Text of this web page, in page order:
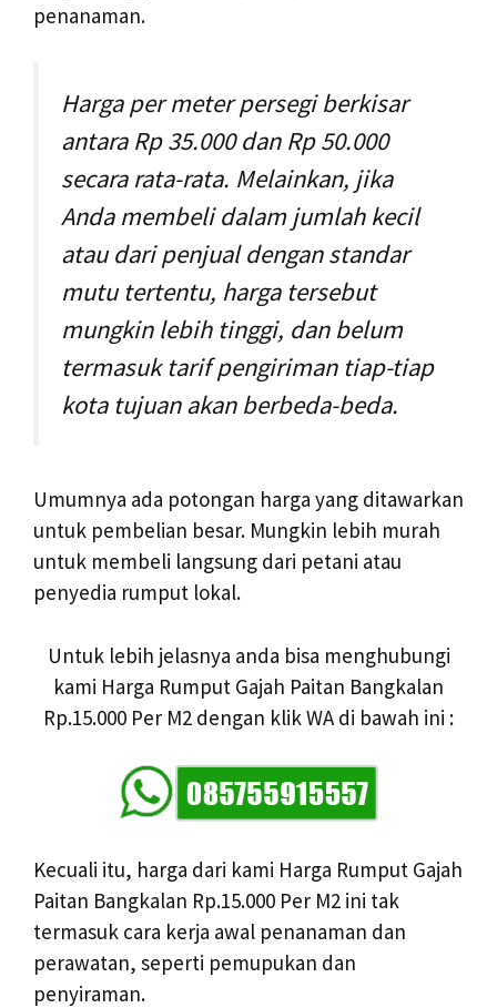
penanaman.
Harga per meter persegi berkisar
antara Rp 35.000 dan Rp 50.000
secara rata-rata. Melainkan, jika
Anda membeli dalam jumlah kecil
atau dari penjual dengan standar
mutu tertentu, harga tersebut
mungkin lebih tinggi, dan belum
termasuk tarif pengiriman tiap-tiap
kota tujuan akan berbeda-beda.
Umumnya ada potongan harga yang ditawarkan
untuk pembelian besar. Mungkin lebih murah
untuk membeli langsung dari petani atau
penyedia rumput lokal.
Untuk lebih jelasnya anda bisa menghubungi
kami Harga Rumput Gajah Paitan Bangkalan
Rp.15.000 Per M2 dengan klik WA di bawah ini :
Kecuali itu, harga dari kami Harga Rumput Gajah
Paitan Bangkalan Rp.15.000 Per M2 ini tak
termasuk cara kerja awal penanaman dan
perawatan, seperti pemupukan dan
penyiraman.